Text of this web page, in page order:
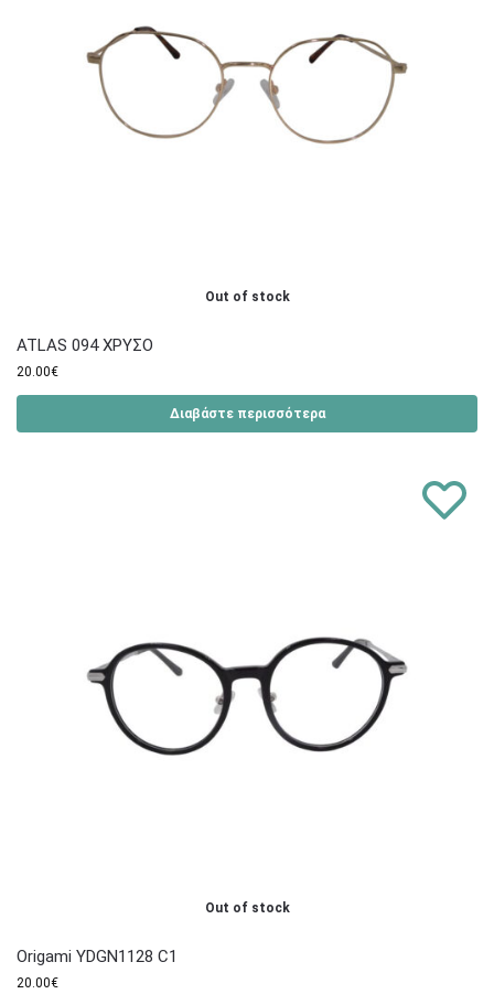
Out of stock
ATLAS 094 ΧΡΥΣΟ
20.00€
Διαβάστε περισσότερα
Out of stock
Origami YDGN1128 C1
20.00€